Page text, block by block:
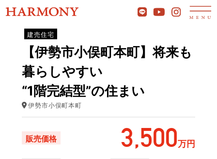
建売住宅
【伊勢市小俣町本町】将来も
暮らしやすい
“1階完結型”の住まい
伊勢市小俣町本町
販売価格 3,500万円